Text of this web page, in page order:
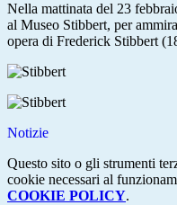
Nella mattinata del 23
al Museo Stibbert, per
opera di Frederick Stibbert
Notizie
Questo sito o gli strumenti
cookie necessari al
COOKIE POLICY.